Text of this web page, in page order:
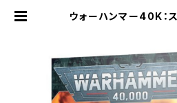
ウォーハンマー40K：
のミニチュアゲー